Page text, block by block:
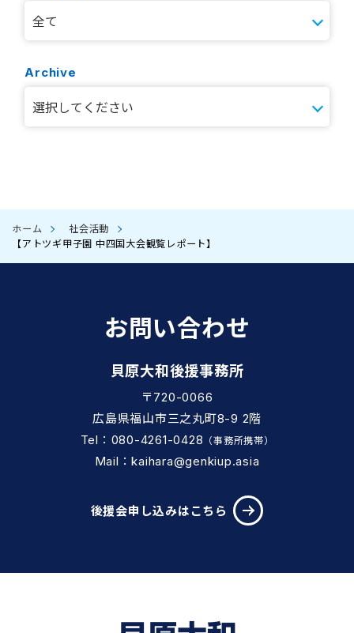
Archive
ホーム
社会活動
【アトツギ甲子園 中四国大会観覧レポート】
お問い合わせ
貝原大和後援事務所
〒720-0066
広島県福山市三之丸町8-9 2階
Tel：080-4261-0428 （事務所携帯）
Mail：kaihara@genkiup.asia
後援会申し込みはこちら